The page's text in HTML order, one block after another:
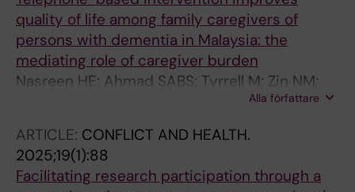
quality of life among family caregivers of
persons with dementia in Malaysia: the
mediating role of caregiver burden
Nasreen HE; Ahmad SABS; Tyrrell M; Zin NM;
Alla författare
ARTICLE: CONFLICT AND HEALTH.
2025;19(1):88
Facilitating research participation through a